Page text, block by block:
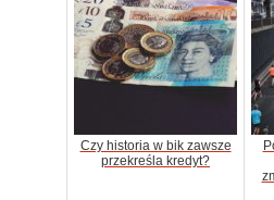
Czy historia w bik zawsze
przekreśla kredyt?